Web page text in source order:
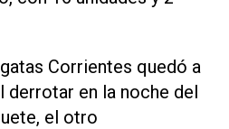
Corrientes quedó a
derrotar en la noche del
el otro